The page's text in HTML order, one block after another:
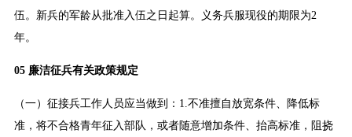
伍。新兵的军龄从批准入伍之日起算。义务兵服现役的期限为2
年。
05 廉洁征兵有关政策规定
（一）征接兵工作人员应当做到：1.不准擅自放宽条件、降低标
准，将不合格青年征入部队，或者随意增加条件、抬高标准，阻挠